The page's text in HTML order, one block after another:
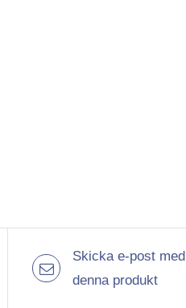
Skicka e-post med
denna produkt